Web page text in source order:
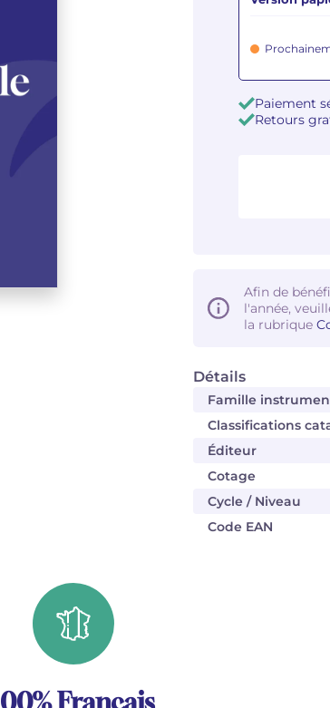
Détails
Famille
Classifications
Éditeur
Cotage
Cycle / Niveau
Code EAN
Paiement
Retours
Afin de
l'année,
la rubrique